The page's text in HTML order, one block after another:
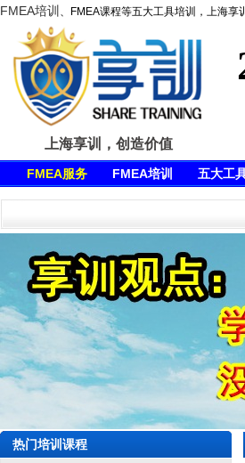
FMEA培训 、FMEA课程等五大工具培训，上海享
上海享训，创造价值
FMEA服务 FMEA培训 五大工
热门培训课程